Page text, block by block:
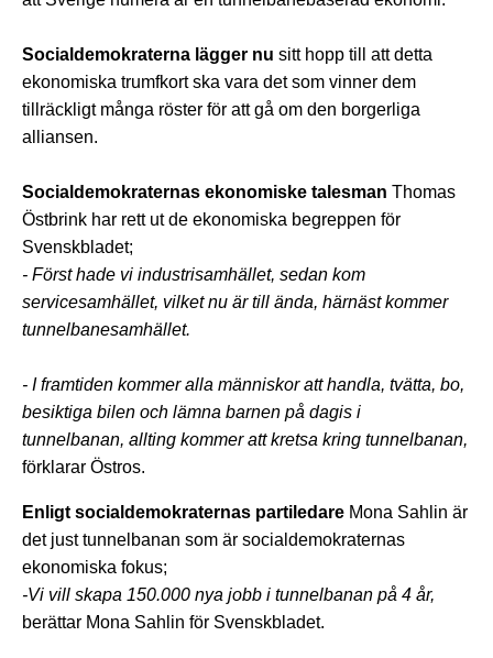
Socialdemokraterna lägger nu sitt hopp till att detta
ekonomiska trumfkort ska vara det som vinner dem
tillräckligt många röster för att gå om den borgerliga
alliansen.
Socialdemokraternas ekonomiske talesman Thomas
Östbrink har rett ut de ekonomiska begreppen för
Svenskbladet;
- Först hade vi industrisamhället, sedan kom
servicesamhället, vilket nu är till ända, härnäst kommer
tunnelbanesamhället.
- I framtiden kommer alla människor att handla, tvätta, bo,
besiktiga bilen och lämna barnen på dagis i
tunnelbanan, allting kommer att kretsa kring tunnelbanan,
förklarar Östros.
Enligt socialdemokraternas partiledare Mona Sahlin är
det just tunnelbanan som är socialdemokraternas
ekonomiska fokus;
-Vi vill skapa 150.000 nya jobb i tunnelbanan på 4 år,
berättar Mona Sahlin för Svenskbladet.